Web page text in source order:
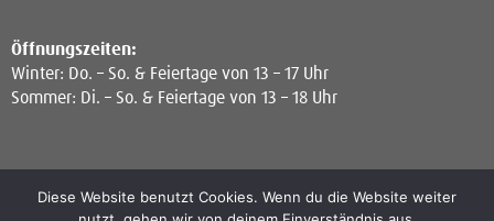
Öffnungszeiten:
Winter: Do. – So. & Feiertage von 13 – 17 Uhr
Sommer: Di. – So. & Feiertage von 13 – 18 Uhr
Diese Website benutzt Cookies. Wenn du die Website weiter